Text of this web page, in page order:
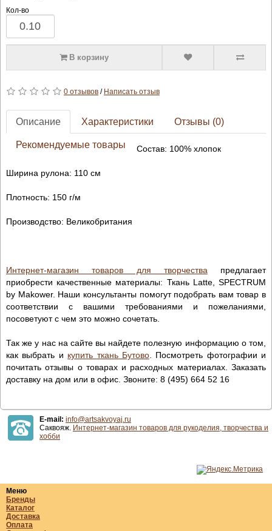
Кол-во
В корзину
0 отзывов/ Написать отзыв
Описание Характеристики Отзывы (0)
Рекомендуемые товары Состав: 100% хлопок
Ширина рулона: 110 см
Плотность: 150 г/м
Производство: Великобритания
Интернет-магазин товаров для творчества предлагает
приобрести качественные материалы: Ткань Latte, SPECTRUM
by Makower. Наши консультанты помогут подобрать вам товар в
соответствии с вашими требованиями и пожеланиями,
посоветуют с чем это можно сочетать.
Так же у нас на сайте вы найдете полезную информацию о том,
как выбрать и купить ткань Бутово. Посмотреть фотографии и
почитать отзывы о товарах и расходных материалах. Заказать
доставку на дом или в офис. Звоните: 8 (495) 664 52 16
E-mail: info@artsakvoyaj.ru
Саквояж. Интернет-магазин товаров для рукоделия, творчества и
хобби
Меню
Бренды
Каталог
Доставка
Оплата